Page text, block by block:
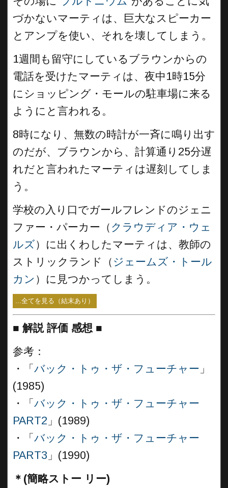
づかないマーティは、巨大なスピーカー
とアンプを使い、それを壊してしまう。
1週間も留守にしているブラウンからの
電話を受けたマーティは、夜中1時15分
にショッピング・モールの駐車場に来る
ようにと言われる。
8時になり、無数の時計が一斉に鳴り出す
のだが、ブラウンから、計算通り25分遅
れだと言われたマーティは遅刻してしま
う。
学校の入り口でガールフレンドのジェニ
ファー・パーカー（ クラウディア・ウェ
ルズ）に出くわしたマーティは、教師の
ストリックランド（ ジェームズ・トール
カン ）に見つかってしまう。
...全てを見る（結末あり）
■ 解説 評価 感想 ■
参考：
・「 バック・トゥ・ザ・フューチャー 」
(1985)
・「 バック・トゥ・ザ・フューチャー
PART2 」(1989)
・「 バック・トゥ・ザ・フューチャー
PART3 」(1990)
＊(簡略ストー リー)